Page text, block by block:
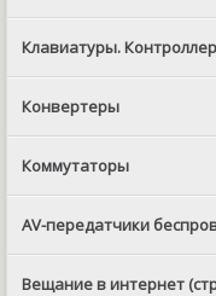
Клавиатуры.
Конвертеры
Коммутаторы
AV-передатчики
Вещание в интернет